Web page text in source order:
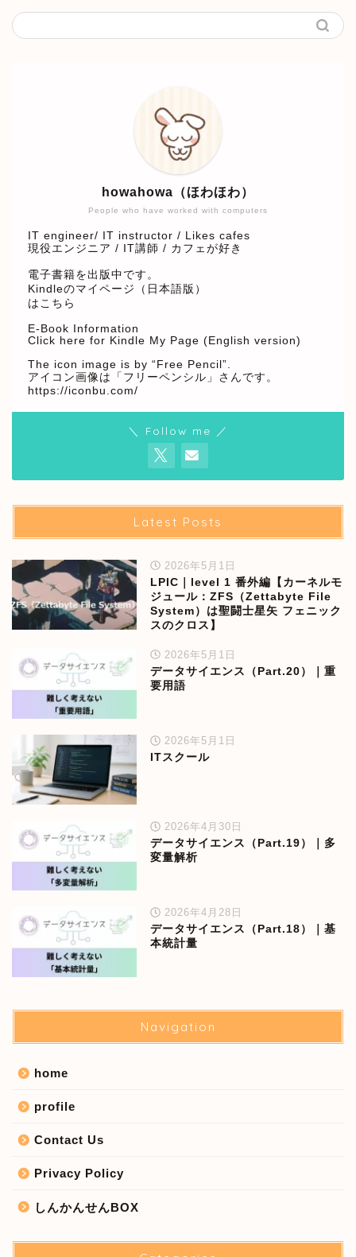
People who have worked with computers
howahowa（ほわほわ）
IT engineer/ IT instructor / Likes cafes
現役エンジニア / IT講師 / カフェが好き
電子書籍を出版中です。
Kindleのマイページ（日本語版）
はこちら
E-Book Information
Click here for Kindle My Page (English version)
The icon image is by “Free Pencil”.
アイコン画像は「フリーペンシル」さんです。
https://iconbu.com/
＼ Follow me ／
Latest Posts
2026年5月1日
LPIC｜level 1 番外編【カーネルモ
ジュール：ZFS（Zettabyte File
System）は聖闘士星矢 フェニック
スのクロス】
2026年5月1日
データサイエンス（Part.20）｜重
要用語
2026年5月1日
ITスクール
2026年4月30日
データサイエンス（Part.19）｜多
変量解析
2026年4月28日
データサイエンス（Part.18）｜基
本統計量
Navigation
home
profile
Contact Us
Privacy Policy
しんかんせんBOX